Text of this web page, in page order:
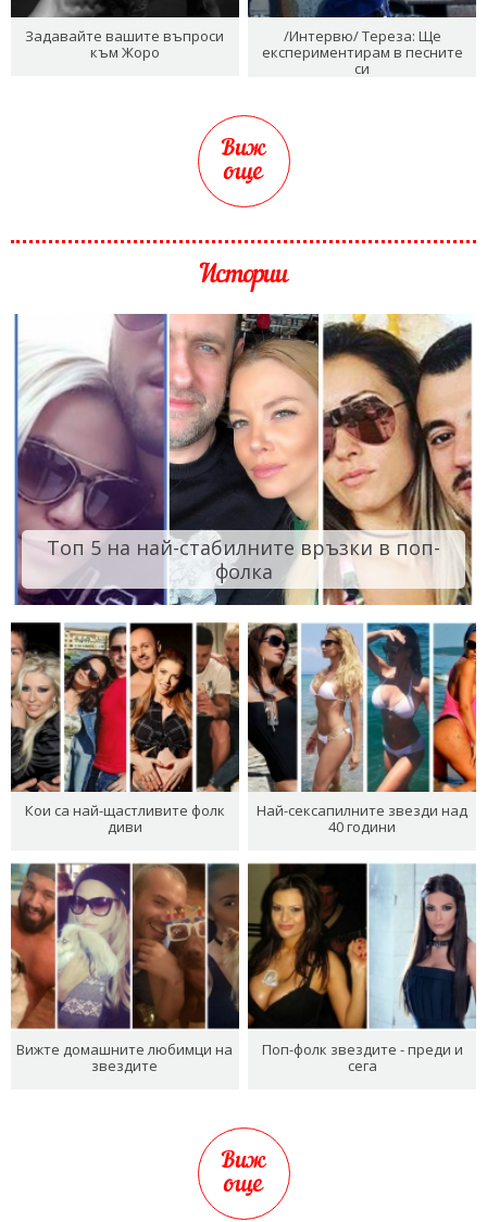
Задавайте вашите въпроси
към Жоро
/Интервю/ Тереза: Ще
експериментирам в песните
си
Виж
още
Истории
Топ 5 на най-стабилните връзки в поп-
фолка
Кои са най-щастливите фолк
диви
Най-сексапилните звезди над
40 години
Вижте домашните любимци на
звездите
Поп-фолк звездите - преди и
сега
Виж
още